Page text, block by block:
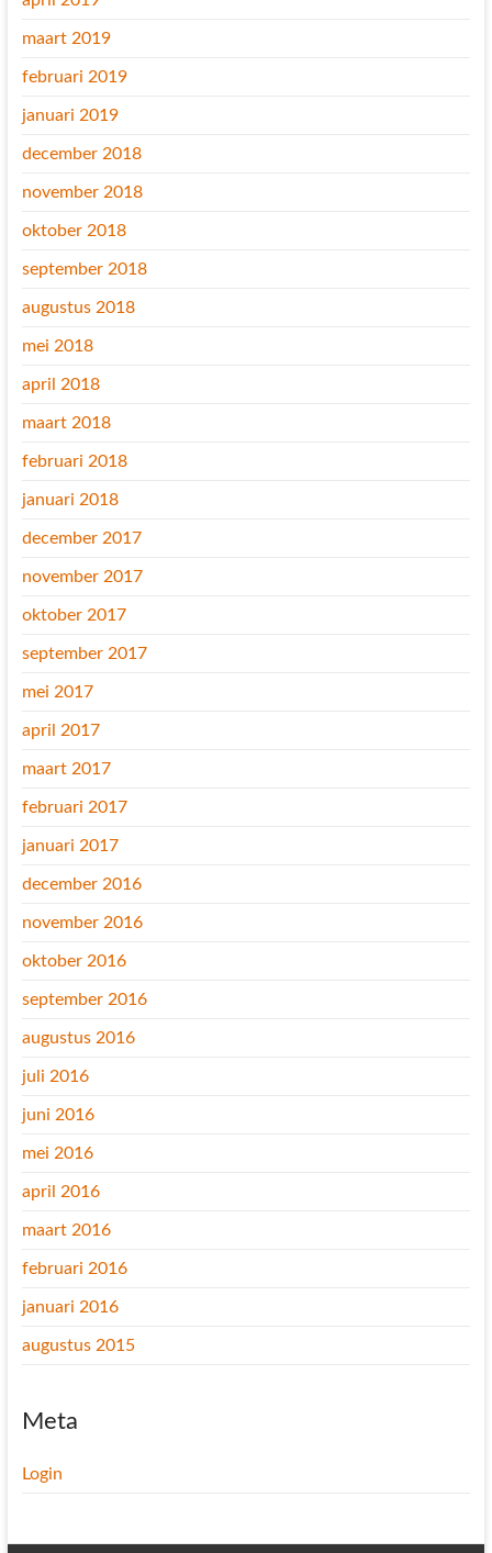
maart 2019
februari 2019
januari 2019
december 2018
november 2018
oktober 2018
september 2018
augustus 2018
mei 2018
april 2018
maart 2018
februari 2018
januari 2018
december 2017
november 2017
oktober 2017
september 2017
mei 2017
april 2017
maart 2017
februari 2017
januari 2017
december 2016
november 2016
oktober 2016
september 2016
augustus 2016
juli 2016
juni 2016
mei 2016
april 2016
maart 2016
februari 2016
januari 2016
augustus 2015
Meta
Login